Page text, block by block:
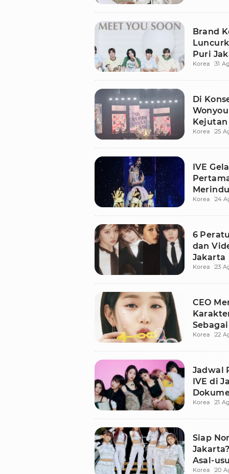
Brand
Puri
Korea 31
Di
Korea 25
IVE
Korea 24
6
dan
Jakarta
Korea 23
CEO
Korea 22
Jadwal
IVE di
Korea 21
Siap
Asal-
Korea 20